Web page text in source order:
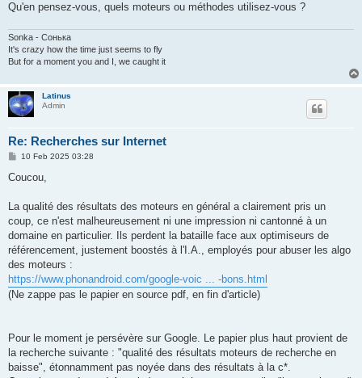
Qu'en pensez-vous, quels moteurs ou méthodes utilisez-vous ?
Sonka - Сонька
It's crazy how the time just seems to fly
But for a moment you and I, we caught it
Latinus
Admin
Re: Recherches sur Internet
P
s
10 Feb 2025 03:28
Coucou,
La qualité des résultats des moteurs en général a clairement pris un
coup, ce n'est malheureusement ni une impression ni cantonné à un
domaine en particulier. Ils perdent la bataille face aux optimiseurs de
référencement, justement boostés à l'I.A., employés pour abuser les algo
des moteurs :
https://www.phonandroid.com/google-voic ... -bons.html
(Ne zappe pas le papier en source pdf, en fin d'article)
Pour le moment je persévère sur Google. Le papier plus haut provient de
la recherche suivante : "qualité des résultats moteurs de recherche en
baisse", étonnamment pas noyée dans des résultats à la c*.